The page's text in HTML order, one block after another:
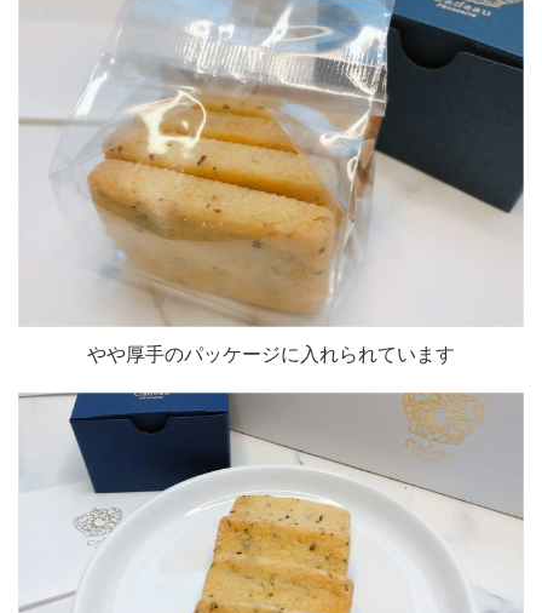
やや厚手のパッケージに入れられています